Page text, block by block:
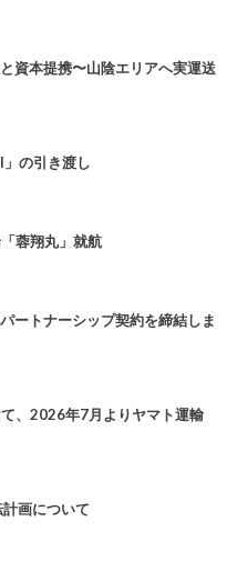
資本提携〜山陰エリアへ実運送
の引き渡し
蓉翔丸」就航
ートナーシップ契約を締結しま
て、2026年7月よりヤマト運輸
画について